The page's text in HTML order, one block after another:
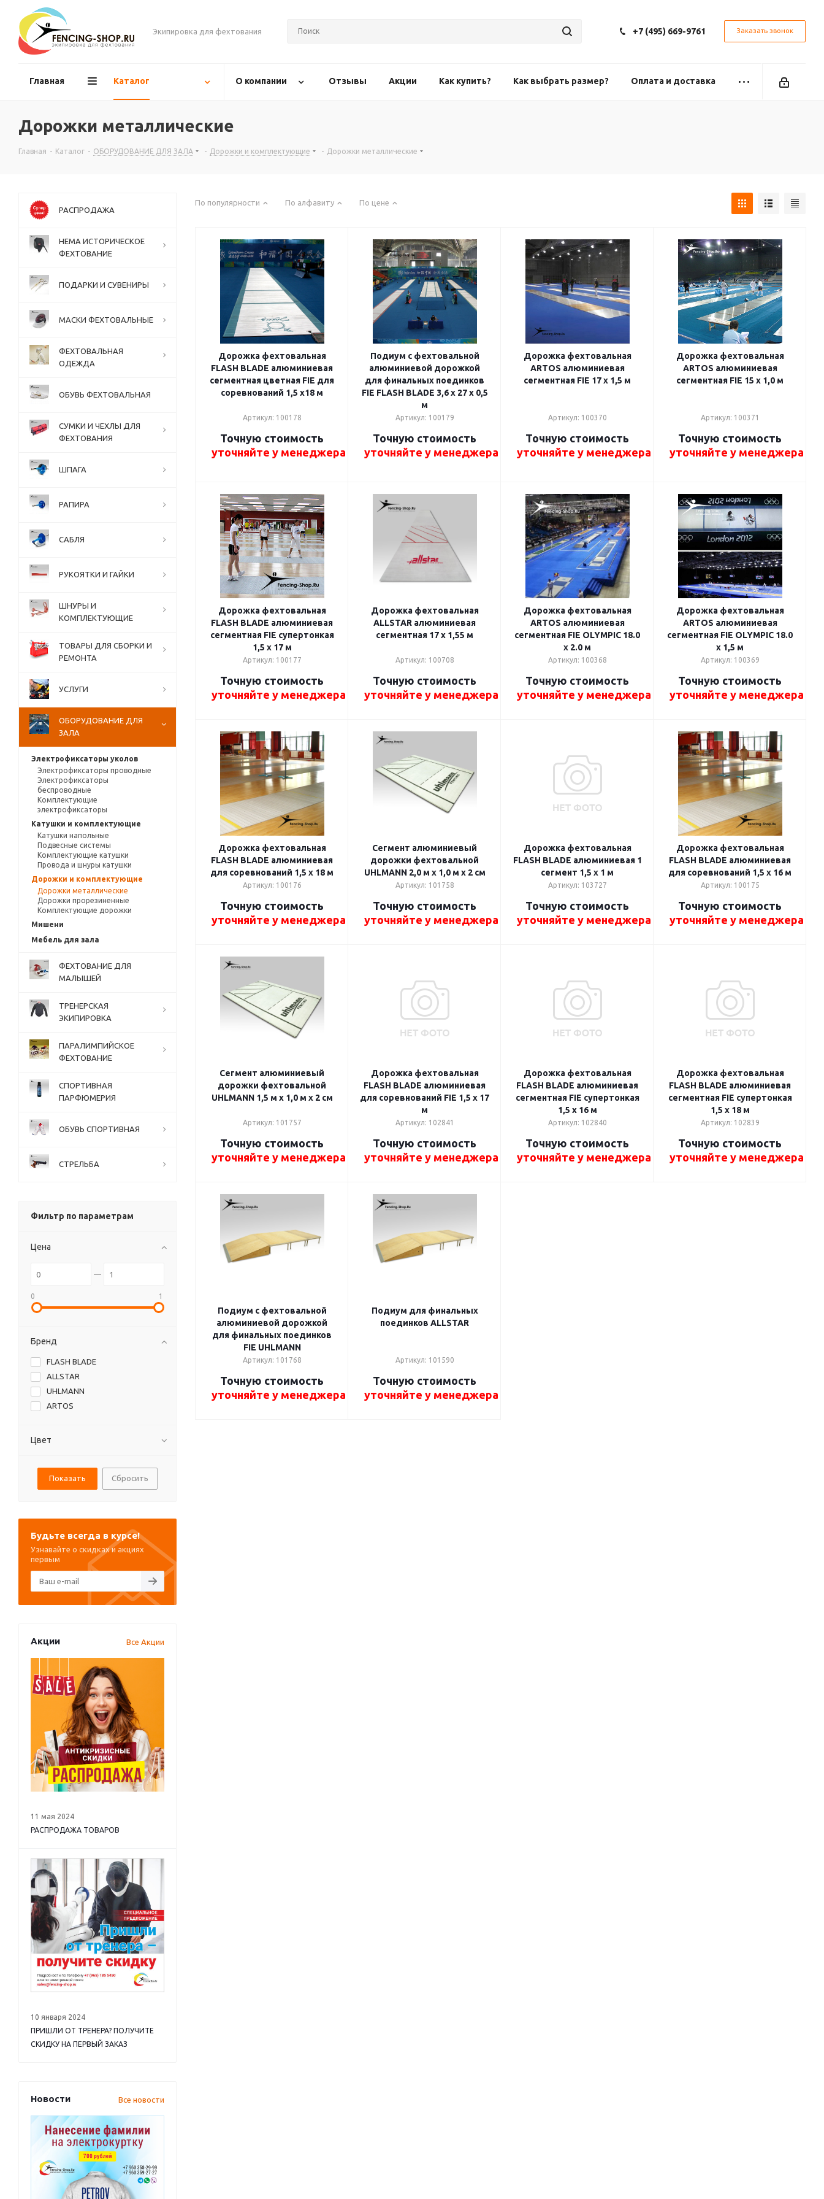
Экипировка для фехтования +7 (495) 669-9761 Заказать звонок
Главная Каталог О компании Отзывы Акции Как купить? Как выбрать размер? Оплата и доставка
Дорожки металлические
Главная - Каталог - ОБОРУДОВАНИЕ ДЛЯ ЗАЛА - Дорожки и комплектующие - Дорожки металлические
По популярности По алфавиту По цене
Дорожка фехтовальная
FLASH BLADE алюминиевая
сегментная цветная FIE для
соревнований 1,5 x18 м
Артикул: 100178
Точную стоимость
уточняйте у менеджера
Подиум с фехтовальной
алюминиевой дорожкой
для финальных поединков
FIE FLASH BLADE 3,6 x 27 x 0,5
м
Артикул: 100179
Точную стоимость
уточняйте у менеджера
Дорожка фехтовальная
ARTOS алюминиевая
сегментная FIE 17 x 1,5 м
Артикул: 100370
Точную стоимость
уточняйте у менеджера
Дорожка фехтовальная
ARTOS алюминиевая
сегментная FIE 15 x 1,0 м
Артикул: 100371
Точную стоимость
уточняйте у менеджера
Дорожка фехтовальная
FLASH BLADE алюминиевая
сегментная FIE супертонкая
1,5 x 17 м
Артикул: 100177
Точную стоимость
уточняйте у менеджера
Дорожка фехтовальная
ALLSTAR алюминиевая
сегментная 17 х 1,55 м
Артикул: 100708
Точную стоимость
уточняйте у менеджера
Дорожка фехтовальная
ARTOS алюминиевая
сегментная FIE OLYMPIC 18.0
x 2.0 м
Артикул: 100368
Точную стоимость
уточняйте у менеджера
Дорожка фехтовальная
ARTOS алюминиевая
сегментная FIE OLYMPIC 18.0
x 1,5 м
Артикул: 100369
Точную стоимость
уточняйте у менеджера
Дорожка фехтовальная
FLASH BLADE алюминиевая
для соревнований 1,5 x 18 м
Артикул: 100176
Точную стоимость
уточняйте у менеджера
Сегмент алюминиевый
дорожки фехтовальной
UHLMANN 2,0 м х 1,0 м х 2 см
Артикул: 101758
Точную стоимость
уточняйте у менеджера
Дорожка фехтовальная
FLASH BLADE алюминиевая 1
сегмент 1,5 x 1 м
Артикул: 103727
Точную стоимость
уточняйте у менеджера
Дорожка фехтовальная
FLASH BLADE алюминиевая
для соревнований 1,5 x 16 м
Артикул: 100175
Точную стоимость
уточняйте у менеджера
Сегмент алюминиевый
дорожки фехтовальной
UHLMANN 1,5 м х 1,0 м х 2 см
Артикул: 101757
Точную стоимость
уточняйте у менеджера
Дорожка фехтовальная
FLASH BLADE алюминиевая
для соревнований FIE 1,5 x 17
м
Артикул: 102841
Точную стоимость
уточняйте у менеджера
Дорожка фехтовальная
FLASH BLADE алюминиевая
сегментная FIE супертонкая
1,5 x 16 м
Артикул: 102840
Точную стоимость
уточняйте у менеджера
Дорожка фехтовальная
FLASH BLADE алюминиевая
сегментная FIE супертонкая
1,5 x 18 м
Артикул: 102839
Точную стоимость
уточняйте у менеджера
Подиум с фехтовальной
алюминиевой дорожкой
для финальных поединков
FIE UHLMANN
Артикул: 101768
Точную стоимость
уточняйте у менеджера
Подиум для финальных
поединков ALLSTAR
Артикул: 101590
Точную стоимость
уточняйте у менеджера
РАСПРОДАЖА
НЕМА ИСТОРИЧЕСКОЕ
ФЕХТОВАНИЕ
ПОДАРКИ И СУВЕНИРЫ
МАСКИ ФЕХТОВАЛЬНЫЕ
ФЕХТОВАЛЬНАЯ
ОДЕЖДА
ОБУВЬ ФЕХТОВАЛЬНАЯ
СУМКИ И ЧЕХЛЫ ДЛЯ
ФЕХТОВАНИЯ
ШПАГА
РАПИРА
САБЛЯ
РУКОЯТКИ И ГАЙКИ
ШНУРЫ И
КОМПЛЕКТУЮЩИЕ
ТОВАРЫ ДЛЯ СБОРКИ И
РЕМОНТА
УСЛУГИ
ОБОРУДОВАНИЕ ДЛЯ
ЗАЛА
Электрофиксаторы уколов
Электрофиксаторы проводные
Электрофиксаторы
беспроводные
Комплектующие
электрофиксаторы
Катушки и комплектующие
Катушки напольные
Подвесные системы
Комплектующие катушки
Провода и шнуры катушки
Дорожки и комплектующие
Дорожки металлические
Дорожки прорезиненные
Комплектующие дорожки
Мишени
Мебель для зала
ФЕХТОВАНИЕ ДЛЯ
МАЛЫШЕЙ
ТРЕНЕРСКАЯ
ЭКИПИРОВКА
ПАРАЛИМПИЙСКОЕ
ФЕХТОВАНИЕ
СПОРТИВНАЯ
ПАРФЮМЕРИЯ
ОБУВЬ СПОРТИВНАЯ
СТРЕЛЬБА
Фильтр по параметрам
Цена
0 1
Бренд
FLASH BLADE
ALLSTAR
UHLMANN
ARTOS
Цвет
Сбросить
Будьте всегда в курсе!
Узнавайте о скидках и акциях
первым
Акции Все Акции
11 мая 2024
РАСПРОДАЖА ТОВАРОВ
10 января 2024
ПРИШЛИ ОТ ТРЕНЕРА? ПОЛУЧИТЕ
СКИДКУ НА ПЕРВЫЙ ЗАКАЗ
Новости Все новости